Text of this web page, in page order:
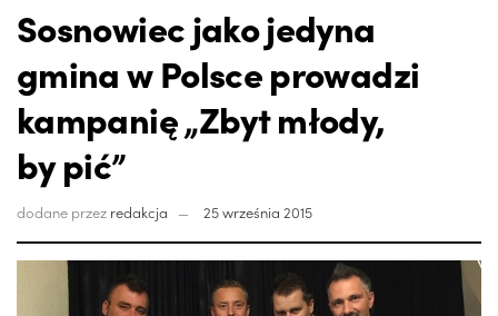
Sosnowiec jako jedyna
gmina w Polsce prowadzi
kampanię „Zbyt młody,
by pić”
dodane przez redakcja 25 września 2015